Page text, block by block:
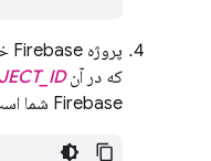
که در آن
Firebase شما است: